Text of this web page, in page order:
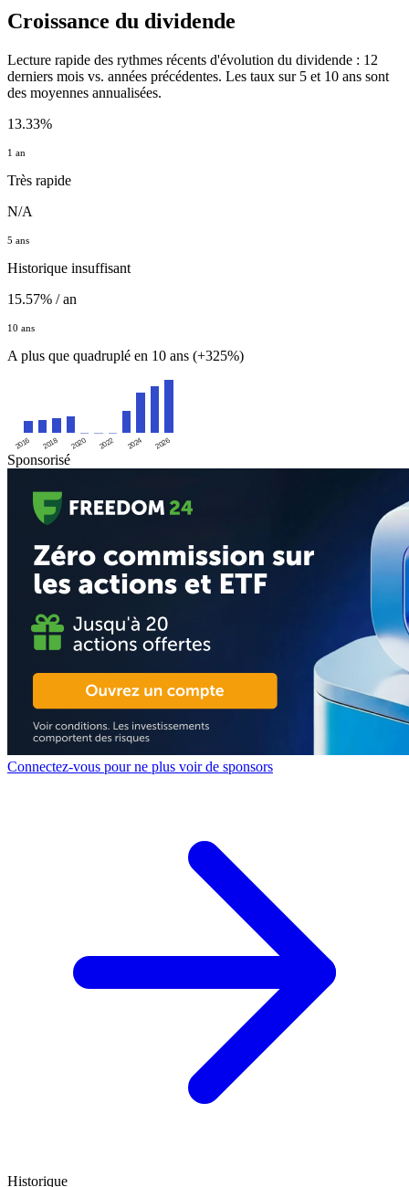
Croissance du dividende
Lecture rapide des rythmes récents d'évolution du dividende : 12
derniers mois vs. années précédentes. Les taux sur 5 et 10 ans sont
des moyennes annualisées.
13.33%
1 an
Très rapide
N/A
5 ans
Historique insuffisant
15.57% / an
10 ans
A plus que quadruplé en 10 ans (+325%)
2016 2018 2020 2022 2024 2026
Sponsorisé
Connectez-vous pour ne plus voir de sponsors
Historique